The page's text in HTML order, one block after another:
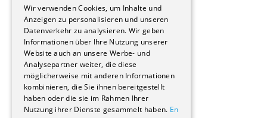
Immobilienverwaltungsgesellschaften
Stockwerkeigentum
Reportagen
Wohnungen
Renovierungen
Innere Umbauten
Gastgewerbe und Tourismus
Verwaltungsgebäude und Geschäfte
Schuleinrichtungen
Wir verwenden Cookies, um Inhalte und
Anzeigen zu personalisieren und unseren
Datenverkehr zu analysieren. Wir geben
Informationen über Ihre Nutzung unserer
Website auch an unsere Werbe- und
Analysepartner weiter, die diese
möglicherweise mit anderen Informationen
kombinieren, die Sie ihnen bereitgestellt
haben oder die sie im Rahmen Ihrer
Nutzung ihrer Dienste gesammelt haben. En